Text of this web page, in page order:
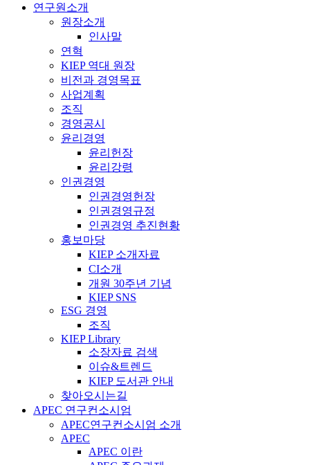
연구원소개
원장소개
인사말
연혁
KIEP 역대 원장
비전과 경영목표
사업계획
조직
경영공시
윤리경영
윤리헌장
윤리강령
인권경영
인권경영헌장
인권경영규정
인권경영 추진현황
홍보마당
KIEP 소개자료
CI소개
개원 30주년 기념
KIEP SNS
ESG 경영
조직
KIEP Library
소장자료 검색
이슈&트렌드
KIEP 도서관 안내
찾아오시는길
APEC 연구컨소시엄
APEC연구컨소시엄 소개
APEC
APEC 이란